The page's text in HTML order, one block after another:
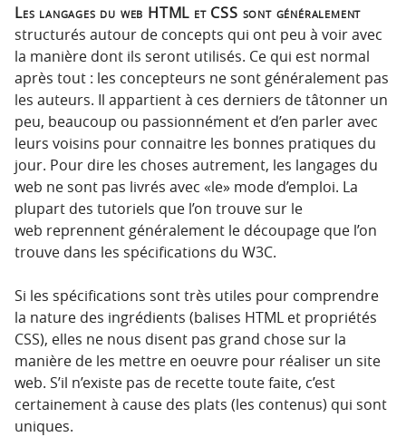
c
i
p
a
l
e
Les langages du web HTML et CSS sont généralement
structurés autour de concepts qui ont peu à voir avec
la manière dont ils seront utilisés. Ce qui est normal
après tout : les concepteurs ne sont généralement pas
les auteurs. Il appartient à ces derniers de tâtonner un
peu, beaucoup ou passionnément et d’en parler avec
leurs voisins pour connaitre les bonnes pratiques du
jour. Pour dire les choses autrement, les langages du
web ne sont pas livrés avec «le» mode d’emploi. La
plupart des tutoriels que l’on trouve sur le
web reprennent généralement le découpage que l’on
trouve dans les spécifications du W3C.
Si les spécifications sont très utiles pour comprendre
la nature des ingrédients (balises HTML et propriétés
CSS), elles ne nous disent pas grand chose sur la
manière de les mettre en oeuvre pour réaliser un site
web. S’il n’existe pas de recette toute faite, c’est
certainement à cause des plats (les contenus) qui sont
uniques.